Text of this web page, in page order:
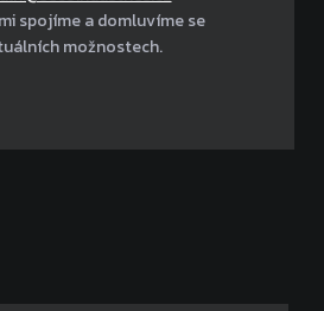
spojíme a domluvíme se
možnostech.